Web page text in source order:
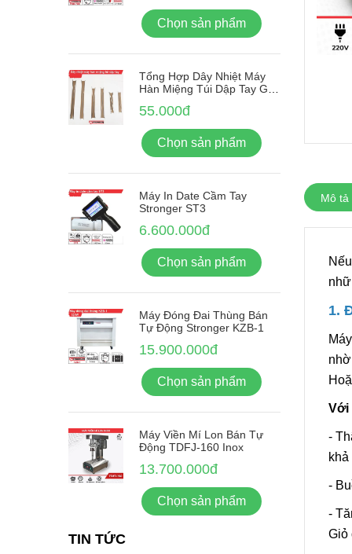
Mô tả
1.
Với
-
-
-
Giỏ
Chọn sản phẩm
Tổng Hợp Dây Nhiệt Máy
Hàn Miệng Túi Dập Tay Giá
55.000đ
Chọn sản phẩm
Máy In Date Cầm Tay
Stronger ST3
6.600.000đ
Chọn sản phẩm
Máy Đóng Đai Thùng Bán
Tự Động Stronger KZB-1
15.900.000đ
Chọn sản phẩm
Máy Viền Mí Lon Bán Tự
Động TDFJ-160 Inox
13.700.000đ
Chọn sản phẩm
TIN TỨC